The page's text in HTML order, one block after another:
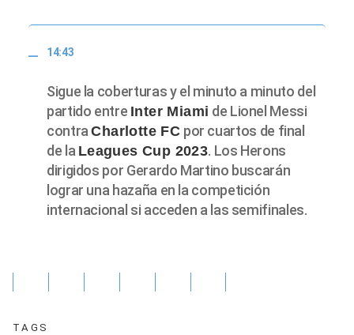
14:43
Sigue la coberturas y el minuto a minuto del
partido entre Inter Miami de Lionel Messi
contraCharlotte FC por cuartos de final
de la Leagues Cup 2023. Los Herons
dirigidos por Gerardo Martino buscarán
lograr una hazaña en la competición
internacional si acceden a las semifinales.
TAGS